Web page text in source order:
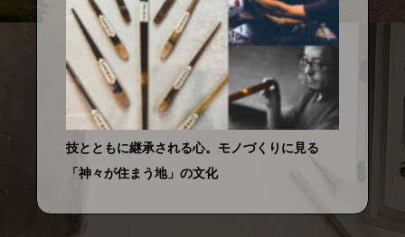
技とともに継承される心。モノづくりに見る
「神々が住まう地」の文化